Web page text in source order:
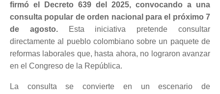
firmó el Decreto 639 del 2025, convocando a una
consulta popular de orden nacional para el próximo 7
de agosto.Esta iniciativa pretende consultar
directamente al pueblo colombiano sobre un paquete de
reformas laborales que, hasta ahora, no lograron avanzar
en el Congreso de la República.
La consulta se convierte en un escenario de